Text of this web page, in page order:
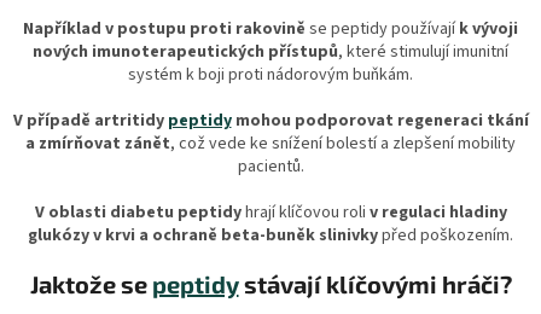
Například v postupu proti rakovině se peptidy používají k vývoji
nových imunoterapeutických přístupů, které stimulují imunitní
systém k boji proti nádorovým buňkám.
V případě artritidy peptidy mohou podporovat regeneraci tkání
a zmírňovat zánět, což vede ke snížení bolestí a zlepšení mobility
pacientů.
V oblasti diabetu peptidyhrají klíčovou roli v regulaci hladiny
glukózy v krvi a ochraně beta-buněk slinivkypřed poškozením.
Jaktože se peptidystávají klíčovými hráči?